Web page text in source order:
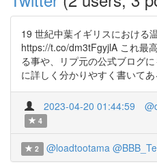
19 世紀中葉イギリスにおける
https://t.co/dm3tFgyjlA これ最
る事や、リプ元の公式ブログ
に詳しく分かりやすく書いてあ
2023-04-20 01:44:59
4
2 @loadtootama